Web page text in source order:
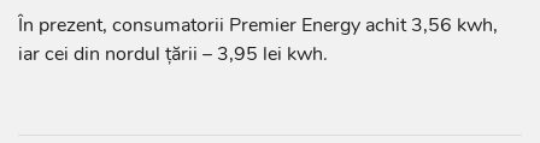
În prezent, consumatorii Premier Energy achit 3,56 kwh,
iar cei din nordul țării – 3,95 lei kwh.